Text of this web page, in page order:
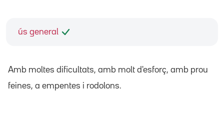
ús general
Amb moltes dificultats, amb molt d'esforç, amb prou
feines, a empentes i rodolons.